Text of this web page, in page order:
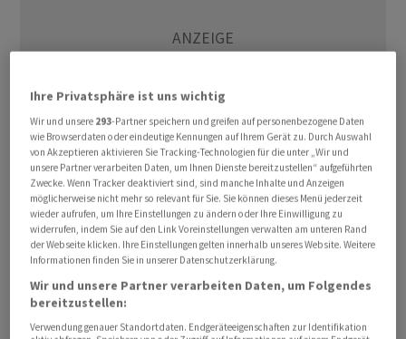
Nach der Bekanntgabe der Partnerschaft zog der
Börsenkurs von 1&1 kräftig an, Vodafone legte nur
moderat zu. Der Kurs von Telefónica Deutschland brach
hingegen ein - diese Firma muss auf längere Sicht auf
Einnahmen verzichten, die sie bisher von 1&1 als Noch-
Ihre Privatsphäre ist uns wichtig
Wir und unsere 293-Partner speichern und greifen auf personenbezogene Daten
wie Browserdaten oder eindeutige Kennungen auf Ihrem Gerät zu. Durch Auswahl
von Akzeptieren aktivieren Sie Tracking-Technologien für die unter „Wir und
unsere Partner verarbeiten Daten, um Ihnen Dienste bereitzustellen“ aufgeführten
Zwecke. Wenn Tracker deaktiviert sind, sind manche Inhalte und Anzeigen
möglicherweise nicht mehr so relevant für Sie. Sie können dieses Menü jederzeit
wieder aufrufen, um Ihre Einstellungen zu ändern oder Ihre Einwilligung zu
widerrufen, indem Sie auf den Link Voreinstellungen verwalten am unteren Rand
der Webseite klicken. Ihre Einstellungen gelten innerhalb unseres Website. Weitere
Informationen finden Sie in unserer Datenschutzerklärung.
Wir und unsere Partner verarbeiten Daten, um Folgendes
bereitzustellen:
Verwendung genauer Standortdaten. Endgeräteeigenschaften zur Identifikation